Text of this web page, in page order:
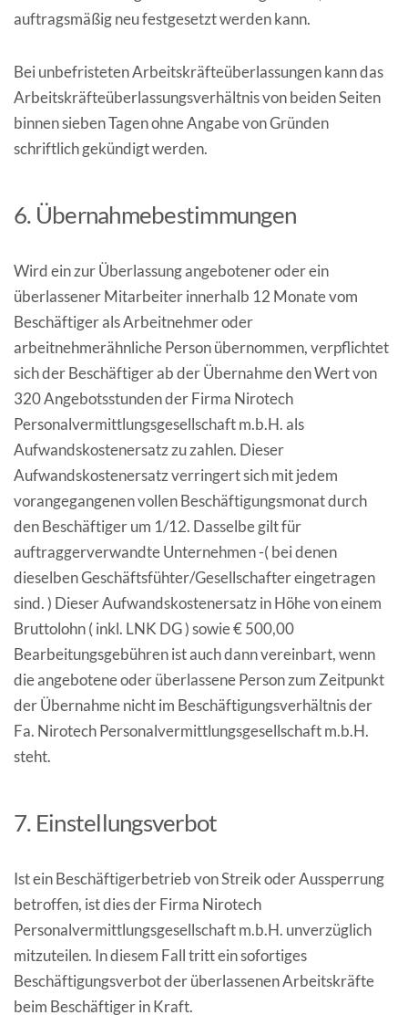
auftragsmäßig neu festgesetzt werden kann.
Bei unbefristeten Arbeitskräfteüberlassungen kann das
Arbeitskräfteüberlassungsverhältnis von beiden Seiten
binnen sieben Tagen ohne Angabe von Gründen
schriftlich gekündigt werden.
6. Übernahmebestimmungen
Wird ein zur Überlassung angebotener oder ein
überlassener Mitarbeiter innerhalb 12 Monate vom
Beschäftiger als Arbeitnehmer oder
arbeitnehmerähnliche Person übernommen, verpflichtet
sich der Beschäftiger ab der Übernahme den Wert von
320 Angebotsstunden der Firma Nirotech
Personalvermittlungsgesellschaft m.b.H. als
Aufwandskostenersatz zu zahlen. Dieser
Aufwandskostenersatz verringert sich mit jedem
vorangegangenen vollen Beschäftigungsmonat durch
den Beschäftiger um 1/12. Dasselbe gilt für
auftraggerverwandte Unternehmen -( bei denen
dieselben Geschäftsfühter/Gesellschafter eingetragen
sind. ) Dieser Aufwandskostenersatz in Höhe von einem
Bruttolohn ( inkl. LNK DG ) sowie € 500,00
Bearbeitungsgebühren ist auch dann vereinbart, wenn
die angebotene oder überlassene Person zum Zeitpunkt
der Übernahme nicht im Beschäftigungsverhältnis der
Fa. Nirotech Personalvermittlungsgesellschaft m.b.H.
steht.
7. Einstellungsverbot
Ist ein Beschäftigerbetrieb von Streik oder Aussperrung
betroffen, ist dies der Firma Nirotech
Personalvermittlungsgesellschaft m.b.H. unverzüglich
mitzuteilen. In diesem Fall tritt ein sofortiges
Beschäftigungsverbot der überlassenen Arbeitskräfte
beim Beschäftiger in Kraft.